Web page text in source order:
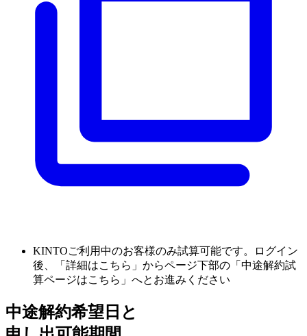
KINTOご利用中のお客様のみ試算可能です。ログイン
後、「詳細はこちら」からページ下部の「中途解約試
算ページはこちら」へとお進みください
中途解約希望日と